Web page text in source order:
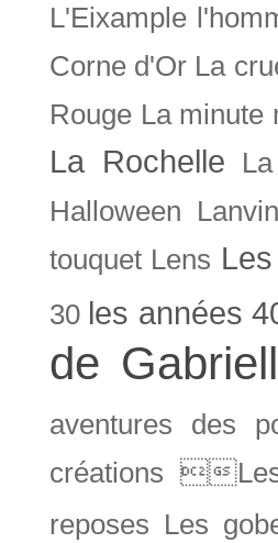
L'Eixample
Corne d'Or La
Rouge La minute
La Rochelle
Halloween
Lanvin
touquet Lens
30 les années
de
aventures des
créations 
reposes Les